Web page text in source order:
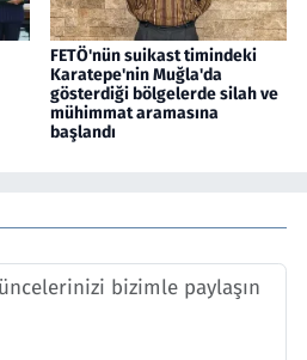
FETÖ'nün suikast timindeki
Karatepe'nin Muğla'da
gösterdiği bölgelerde silah ve
mühimmat aramasına
başlandı